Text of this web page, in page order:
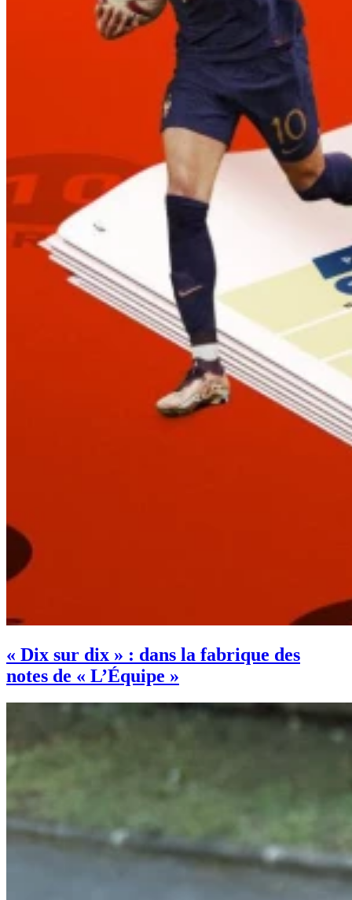
« Dix sur dix » : dans la fabrique des
notes de « L’Équipe »